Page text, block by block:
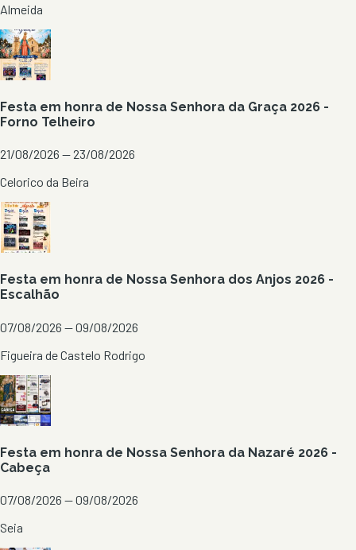
Almeida
Festa em honra de Nossa Senhora da Graça 2026 -
Forno Telheiro
21/08/2026 — 23/08/2026
Celorico da Beira
Festa em honra de Nossa Senhora dos Anjos 2026 -
Escalhão
07/08/2026 — 09/08/2026
Figueira de Castelo Rodrigo
Festa em honra de Nossa Senhora da Nazaré 2026 -
Cabeça
07/08/2026 — 09/08/2026
Seia